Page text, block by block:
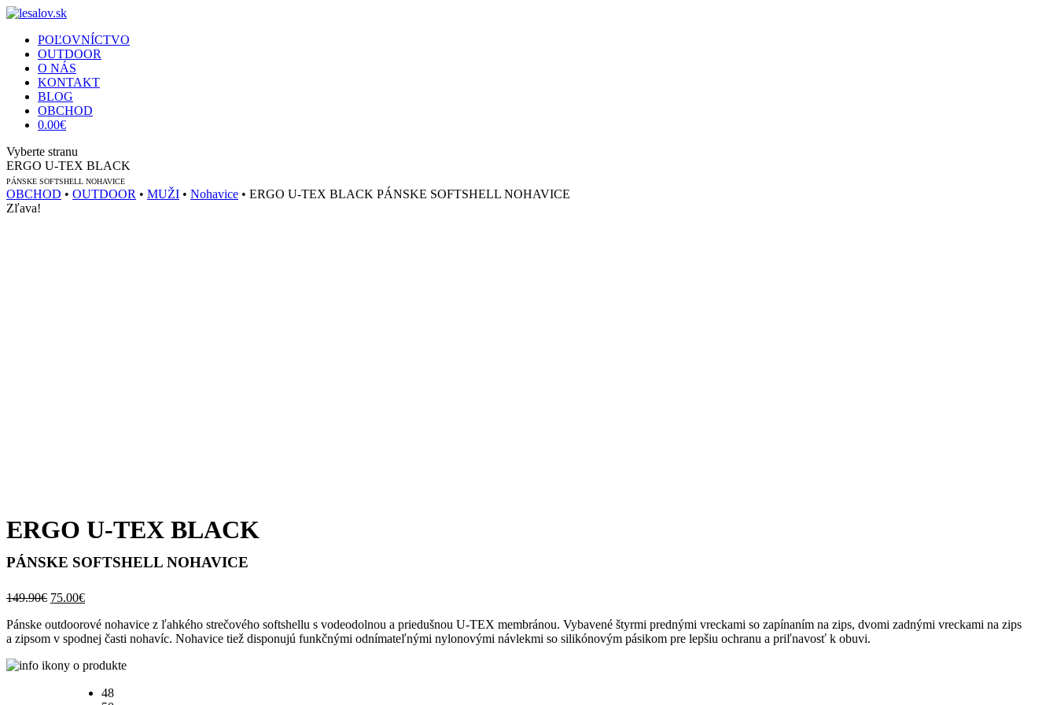
POĽOVNÍCTVO
OUTDOOR
O NÁS
KONTAKT
BLOG
OBCHOD
0.00€
Vyberte stranu
ERGO U-TEX BLACK
PÁNSKE SOFTSHELL NOHAVICE
OBCHOD • OUTDOOR • MUŽI • Nohavice • ERGO U-TEX BLACK PÁNSKE SOFTSHELL NOHAVICE
Zľava!
ERGO U-TEX BLACK
PÁNSKE SOFTSHELL NOHAVICE
149.90€ Pôvodná
bola:
149.90€.
75.00€Aktuálna
je:
75.00€.
Pánske outdoorové nohavice z ľahkého strečového softshellu s vodeodolnou a priedušnou U-TEX membránou. Vybavené štyrmi prednými vreckami so zapínaním na zips, dvomi zadnými vreckami na zips
a zipsom v spodnej časti nohavíc. Nohavice tiež disponujú funkčnými odnímateľnými nylonovými návlekmi so silikónovým pásikom pre lepšiu ochranu a priľnavosť k obuvi.
48